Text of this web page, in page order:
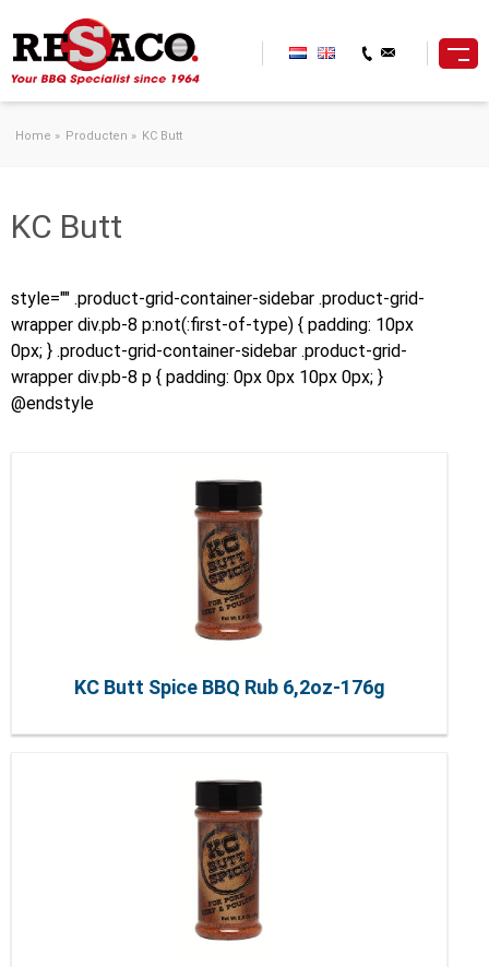
Home » Producten » KC Butt
KC Butt
style="" .product-grid-container-sidebar .product-grid-
wrapper div.pb-8 p:not(:first-of-type) { padding: 10px
0px; } .product-grid-container-sidebar .product-grid-
wrapper div.pb-8 p { padding: 0px 0px 10px 0px; }
@endstyle
KC Butt Spice BBQ Rub 6,2oz-176g